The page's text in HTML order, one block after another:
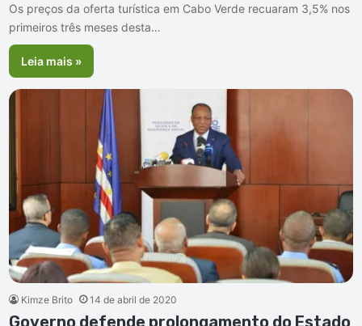
Os preços da oferta turística em Cabo Verde recuaram 3,5% nos
primeiros três meses desta…
Leia mais »
Kimze Brito 14 de abril de 2020